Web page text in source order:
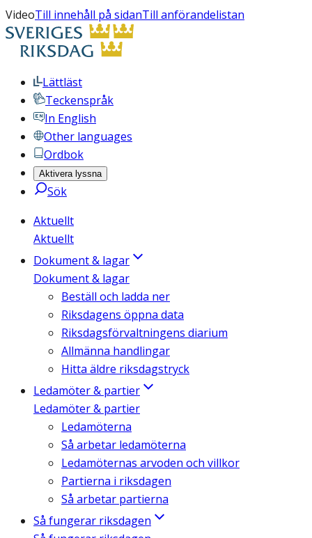
VideoTill innehåll på sidanTill anförandelistan
Lättläst
Teckenspråk
In English
Other languages
Ordbok
Aktivera lyssna
Sök
Aktuellt
Aktuellt
Dokument & lagar
Dokument & lagar
Beställ och ladda ner
Riksdagens öppna data
Riksdagsförvaltningens diarium
Allmänna handlingar
Hitta äldre riksdagstryck
Ledamöter & partier
Ledamöter & partier
Ledamöterna
Så arbetar ledamöterna
Ledamöternas arvoden och villkor
Partierna i riksdagen
Så arbetar partierna
Så fungerar riksdagen